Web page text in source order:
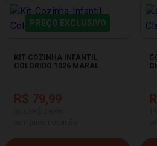
PREÇO EXCLUSIVO
KIT COZINHA INFANTIL
COLORIDO 1026 MARAL
R$ 79,99